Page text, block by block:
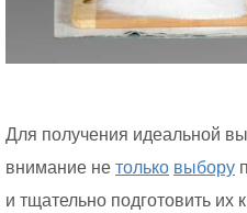
Для получения идеальной
внимание не только выбору
и тщательно подготовить их